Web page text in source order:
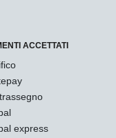
ACCETTATI
express